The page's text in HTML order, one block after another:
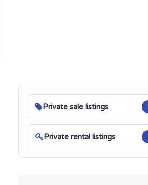
Private sale listings
Private rental listings